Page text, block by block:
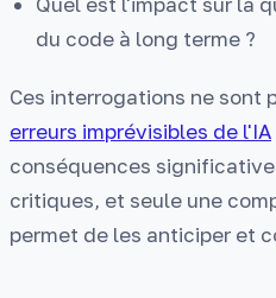
du code à long terme ?
Ces interrogations ne sont
erreurs imprévisibles de l'IA
conséquences
critiques, et seule une
permet de les anticiper et